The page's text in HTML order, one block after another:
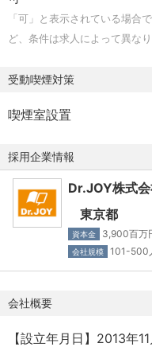
ップデート
- 病院経営層/医事課へ
行
本ポジションの魅力
・IT業界未経験でも現年
◢◤ AI活用を、共に「組
◢◤
Dr.JOYでは、AIを単な
す。
最適なAI活用法（調査
「可」と表示されている場合
ど、条件は求人によって異な
受動喫煙対策
喫煙室設置
採用企業情報
Dr.JOY株式
東京都
資本金 3,900百万
会社規模 101-500
会社概要
【設立年月日】2013年